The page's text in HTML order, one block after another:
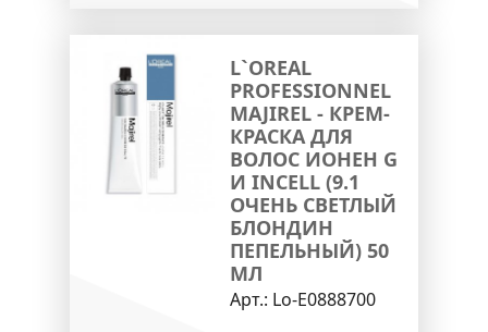
L`OREAL
PROFESSIONNEL
MAJIREL - КРЕМ-
КРАСКА ДЛЯ
ВОЛОС ИОНЕН G
И INCELL (9.1
ОЧЕНЬ СВЕТЛЫЙ
БЛОНДИН
ПЕПЕЛЬНЫЙ) 50
МЛ
Арт.: Lo-E0888700